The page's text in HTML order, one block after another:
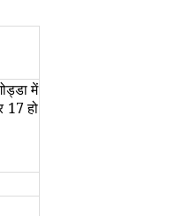
में
17 हो